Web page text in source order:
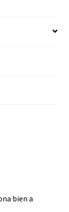
bien a